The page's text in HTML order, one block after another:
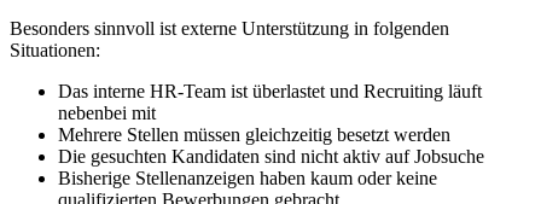
Besonders sinnvoll ist externe Unterstützung in folgenden
Situationen:
Das interne HR-Team ist überlastet und Recruiting läuft
nebenbei mit
Mehrere Stellen müssen gleichzeitig besetzt werden
Die gesuchten Kandidaten sind nicht aktiv auf Jobsuche
Bisherige Stellenanzeigen haben kaum oder keine
qualifizierten Bewerbungen gebracht